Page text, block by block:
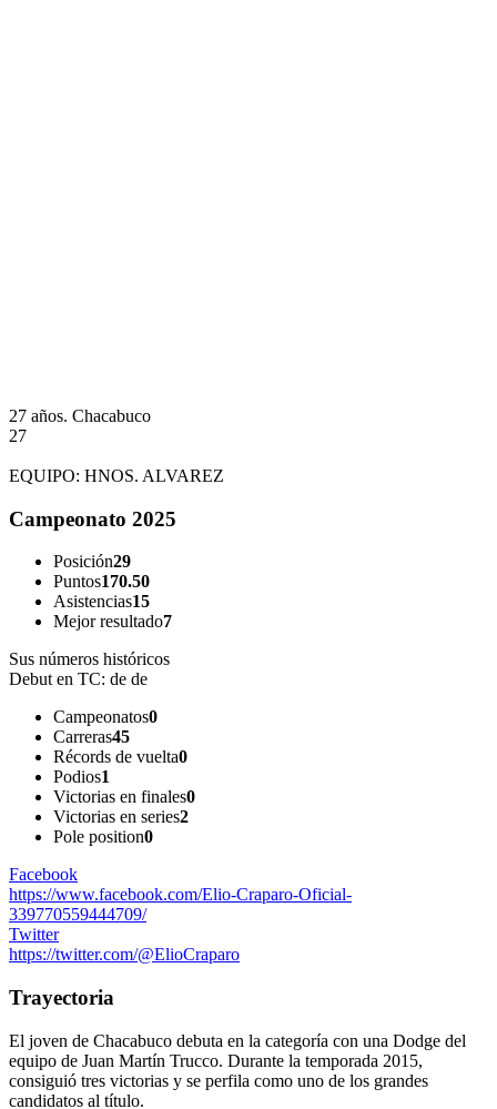
27 años. Chacabuco
27
EQUIPO: HNOS. ALVAREZ
Campeonato 2025
Posición29
Puntos170.50
Asistencias15
Mejor resultado7
Sus números históricos
Debut en TC: de de
Campeonatos0
Carreras45
Récords de vuelta0
Podios1
Victorias en finales0
Victorias en series2
Pole position0
Facebook
https://www.facebook.com/Elio-Craparo-Oficial-
339770559444709/
Twitter
https://twitter.com/@ElioCraparo
Trayectoria
El joven de Chacabuco debuta en la categoría con una Dodge del
equipo de Juan Martín Trucco. Durante la temporada 2015,
consiguió tres victorias y se perfila como uno de los grandes
candidatos al título.